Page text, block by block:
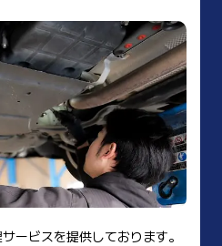
ービスを提供しております。